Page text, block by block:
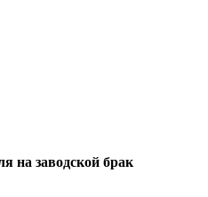
на заводской брак